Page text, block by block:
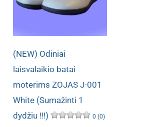
(NEW) Odiniai
laisvalaikio batai
moterims ZOJAS J-001
White (Sumažinti 1
dydžiu !!!)
0 (0)